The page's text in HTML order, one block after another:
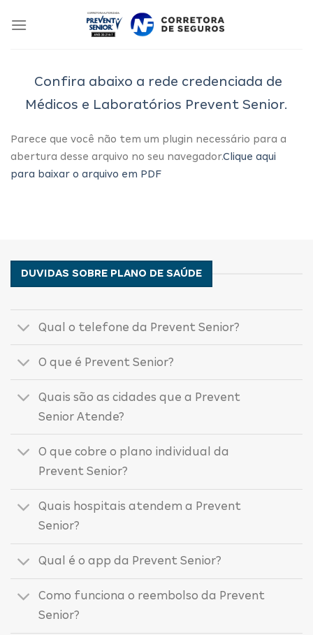
Confira abaixo a rede credenciada de
Médicos e Laboratórios Prevent Senior.
Parece que você não tem um plugin necessário para a
abertura desse arquivo no seu navegador.Clique aqui
para baixar o arquivo em PDF
DUVIDAS SOBRE PLANO DE SAÚDE
Qual o telefone da Prevent Senior?
O que é Prevent Senior?
Quais são as cidades que a Prevent
Senior Atende?
O que cobre o plano individual da
Prevent Senior?
Quais hospitais atendem a Prevent
Senior?
Qual é o app da Prevent Senior?
Como funciona o reembolso da Prevent
Senior?